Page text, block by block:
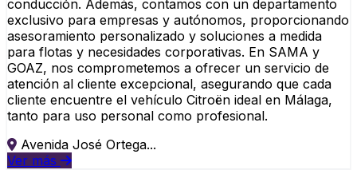
conducción. Además, contamos con un departamento
exclusivo para empresas y autónomos, proporcionando
asesoramiento personalizado y soluciones a medida
para flotas y necesidades corporativas. En SAMA y
GOAZ, nos comprometemos a ofrecer un servicio de
atención al cliente excepcional, asegurando que cada
cliente encuentre el vehículo Citroën ideal en Málaga,
tanto para uso personal como profesional.
Avenida José Ortega...
Ver más